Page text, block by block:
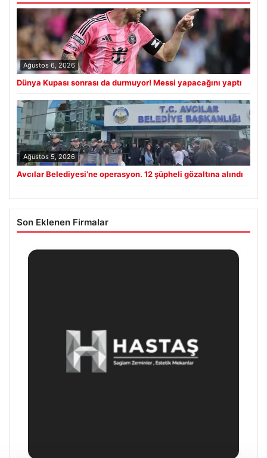
Ağustos 6, 2026
Dünya Kupası sonrası da durmuyor! Messi yapacağını yaptı
Ağustos 5, 2026
Avcılar Belediyesi’ne operasyon. 12 şüpheli gözaltına alındı
Son Eklenen Firmalar